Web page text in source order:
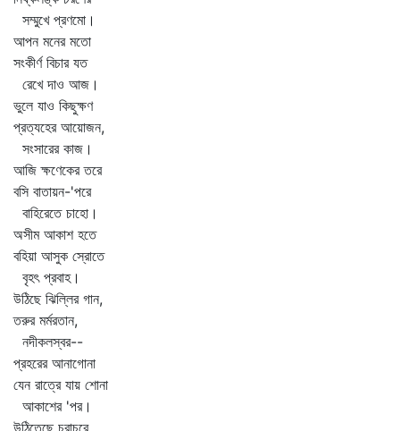
সম্মুখে প্রণমো।
আপন মনের মতো
সংকীর্ণ বিচার যত
রেখে দাও আজ।
ভুলে যাও কিছুক্ষণ
প্রত্যহের আয়োজন,
সংসারের কাজ।
আজি ক্ষণেকের তরে
বসি বাতায়ন-'পরে
বাহিরেতে চাহো।
অসীম আকাশ হতে
বহিয়া আসুক স্রোতে
বৃহৎ প্রবাহ।
উঠিছে ঝিল্লির গান,
তরুর মর্মরতান,
নদীকলস্বর--
প্রহরের আনাগোনা
যেন রাত্রে যায় শোনা
আকাশের 'পর।
উঠিতেছে চরাচরে